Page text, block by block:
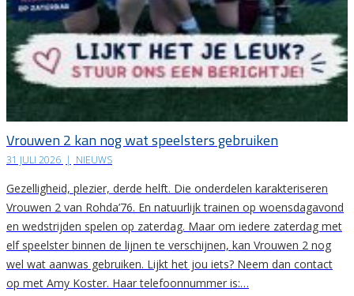
Vrouwen 2 kan nog wat speelsters gebruiken
31 JULI 2026 | NIEUWS
Gezelligheid, plezier, derde helft. Die onderdelen karakteriseren
Vrouwen 2 van Rohda’76. En natuurlijk trainen op woensdagavond
en wedstrijden spelen op zaterdag. Maar om iedere zaterdag met
elf speelster binnen de lijnen te verschijnen, kan Vrouwen 2 nog
wel wat aanwas gebruiken. Lijkt het jou iets? Neem dan contact
op met Amy Koster. Haar telefoonnummer is:…